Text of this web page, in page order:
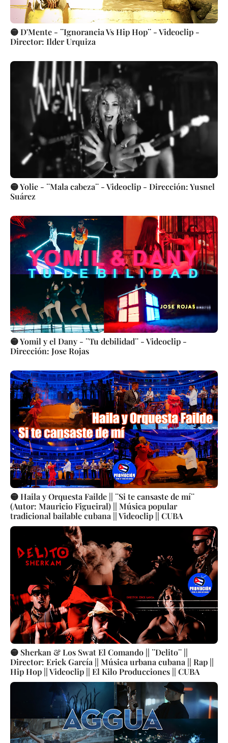
🟡 D'Mente - ¨Ignorancia Vs Hip Hop¨ - Videoclip -
Director: Ilder Urquiza
🟡 Yolie - ¨Mala cabeza¨ - Videoclip - Dirección: Yusnel
Suárez
🟡 Yomil y el Dany - ¨Tu debilidad¨ - Videoclip -
Dirección: Jose Rojas
🟡 Haila y Orquesta Failde || ¨Si te cansaste de mí¨
(Autor: Mauricio Figueiral) || Música popular
tradicional bailable cubana || Videoclip || CUBA
🟡 Sherkan & Los Swat El Comando || ¨Delito¨ ||
Director: Erick García || Música urbana cubana || Rap ||
Hip Hop || Videoclip || El Kilo Producciones || CUBA